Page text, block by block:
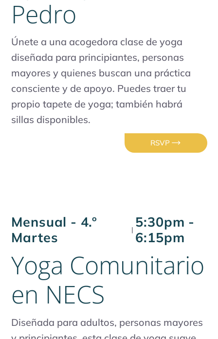
Pedro
Únete a una acogedora clase de yoga
diseñada para principiantes, personas
mayores y quienes buscan una práctica
consciente y de apoyo. Puedes traer tu
propio tapete de yoga; también habrá
sillas disponibles.
RSVP
Yoga Comunitario
en NECS
Mensual - 4.º
Martes
| 5:30pm -
6:15pm
Diseñada para adultos, personas mayores